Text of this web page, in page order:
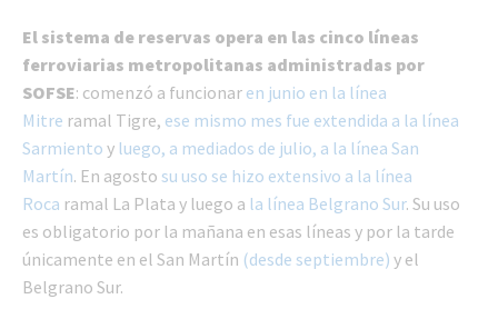
El sistema de reservas opera en las cinco líneas
ferroviarias metropolitanas administradas por
SOFSE: comenzó a funcionar en junio en la línea
Mitre ramal Tigre, ese mismo mes fue extendida a la línea
Sarmiento y luego, a mediados de julio, a la línea San
Martín. En agosto su uso se hizo extensivo a la línea
Roca ramal La Plata y luego a la línea Belgrano Sur. Su uso
es obligatorio por la mañana en esas líneas y por la tarde
únicamente en el San Martín (desde septiembre) y el
Belgrano Sur.